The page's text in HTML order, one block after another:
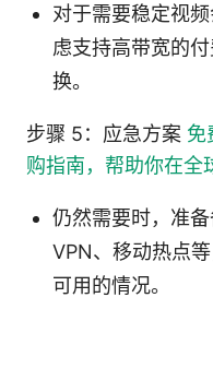
对于需要稳定视
虑支持高带宽的
换。
步骤 5：应急方案 免
购指南，帮助你在全
仍然需要时，准
VPN、移动热点
可用的情况。